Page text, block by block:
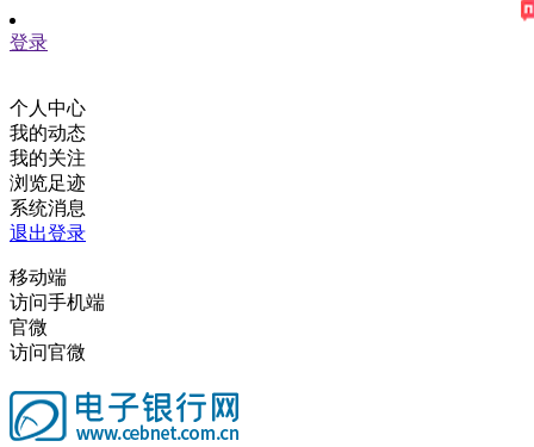
登录
个人中心
我的动态
我的关注
浏览足迹
系统消息
退出登录
移动端
访问手机端
官微
访问官微